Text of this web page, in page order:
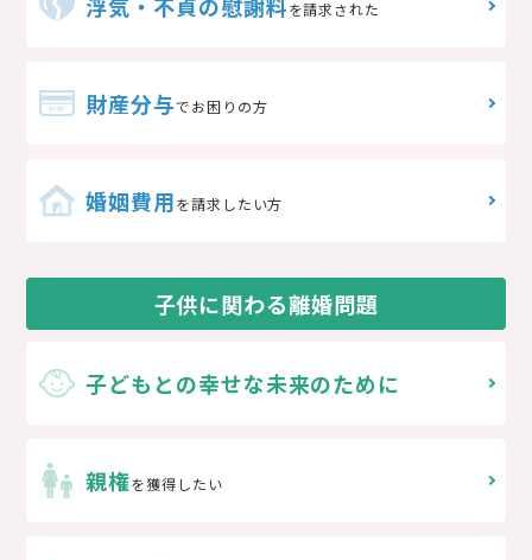
を請求された
財産分与でお困りの方
婚姻費用を請求したい方
子供に関わる離婚問題
子どもとの幸せな未来のために
親権を獲得したい